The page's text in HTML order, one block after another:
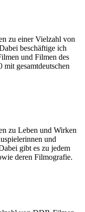
zu einer Vielzahl von
beschäftige ich
und Filmen des
gesamtdeutschen
zu Leben und Wirken
und
gibt es zu jedem
deren Filmografie.